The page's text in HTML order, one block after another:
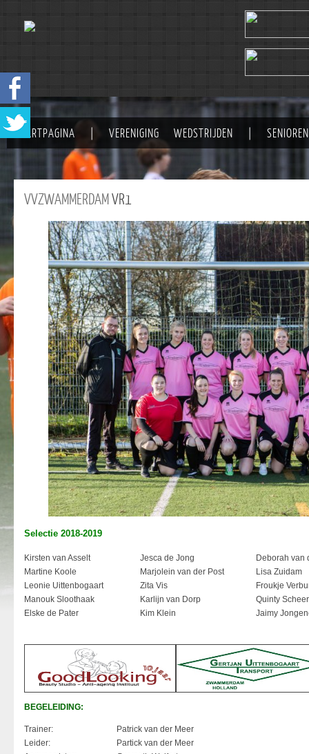
STARTPAGINA VERENIGING WEDSTRIJDEN SENIOREN
VVZWAMMERDAMVR1
Selectie 2018-2019
Kirsten van Asselt Jesca de Jong
Deborah van
Martine Koole
Marjolein van der Post
Lisa Zuidam
Leonie Uittenbogaart
Zita Vis
Froukje
Manouk Sloothaak
Karlijn van Dorp
Quinty Scheer
Elske de Pater
Kim Klein Jaimy
BEGELEIDING:
Trainer:
Patrick van der Meer
Leider:
Partick van der Meer